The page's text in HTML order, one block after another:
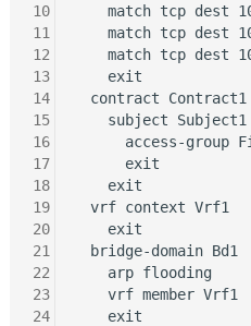
10
11
12
13
14
15
16
17
18
19
20
21
22
23
24
match tcp dest
match tcp dest
match tcp dest
    exit
  contract Contract1
    subject Subject1
access-group
      exit
    exit
  vrf context Vrf1
    exit
  bridge-domain Bd1
    arp flooding
    vrf member Vrf1
    exit